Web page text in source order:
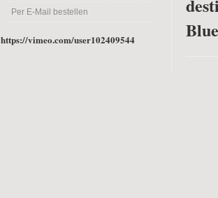
Per E-Mail bestellen
https://vimeo.com/user102409544